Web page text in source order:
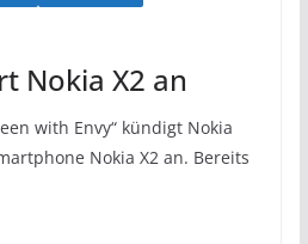
Nokia X2 an
with Envy“ kündigt Nokia
Nokia X2 an. Bereits